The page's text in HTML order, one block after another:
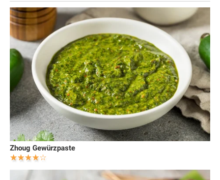
Zhoug Gewürzpaste